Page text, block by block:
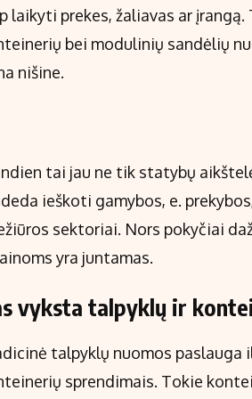
laikyti prekes, žaliavas ar
bei modulinių sandėlių
nišine.
tai jau ne tik statybų
ieškoti gamybos, e.
sektoriai. Nors pokyčiai
yra juntamas.
vyksta talpyklų ir
talpyklų nuomos paslauga
sprendimais. Tokie